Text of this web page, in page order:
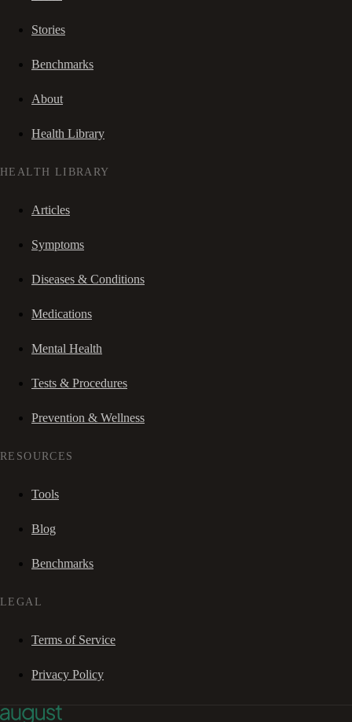
Stories
Benchmarks
About
Health Library
HEALTH LIBRARY
Articles
Symptoms
Diseases & Conditions
Medications
Mental Health
Tests & Procedures
Prevention & Wellness
RESOURCES
Tools
Blog
Benchmarks
LEGAL
Terms of Service
Privacy Policy